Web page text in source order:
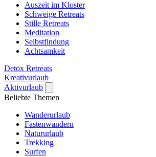
Auszeit im Kloster
Schweige Retreats
Stille Retreats
Meditation
Selbstfindung
Achtsamkeit
Detox Retreats
Kreativurlaub
Aktivurlaub
Beliebte Themen
Wanderurlaub
Fastenwandern
Natururlaub
Trekking
Surfen